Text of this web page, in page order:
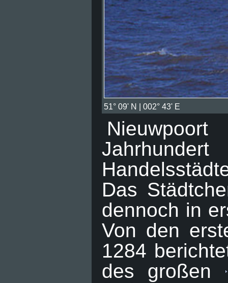
51° 09' N | 002° 43' E
Das
dennoch in
Von den
1284
des großen